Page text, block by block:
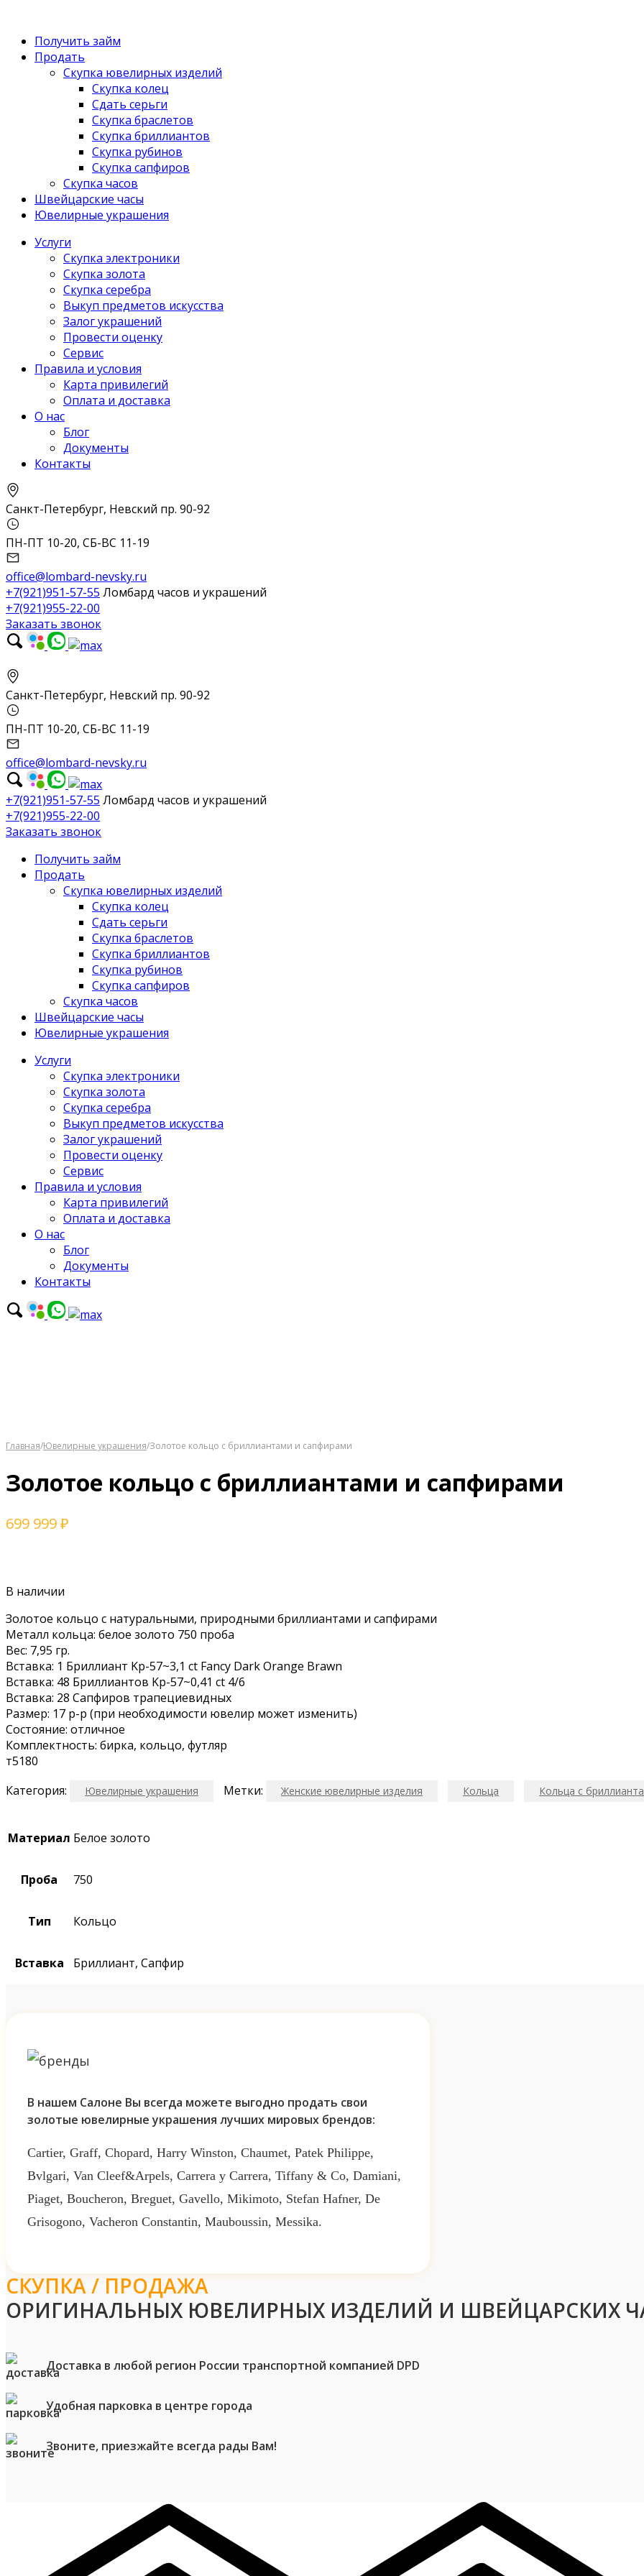
Получить займ
Продать
Скупка ювелирных изделий
Скупка колец
Сдать серьги
Скупка браслетов
Скупка бриллиантов
Скупка рубинов
Скупка сапфиров
Скупка часов
Швейцарские часы
Ювелирные украшения
Услуги
Скупка электроники
Скупка золота
Скупка серебра
Выкуп предметов искусства
Залог украшений
Провести оценку
Сервис
Правила и условия
Карта привилегий
Оплата и доставка
О нас
Блог
Документы
Контакты
Санкт-Петербург, Невский пр. 90-92
ПН-ПТ 10-20, СБ-ВС 11-19
office@lombard-nevsky.ru
+7(921)951-57-55 Ломбард часов и украшений
+7(921)955-22-00
Заказать звонок
Санкт-Петербург, Невский пр. 90-92
ПН-ПТ 10-20, СБ-ВС 11-19
office@lombard-nevsky.ru
+7(921)951-57-55 Ломбард часов и украшений
+7(921)955-22-00
Заказать звонок
Получить займ
Продать
Скупка ювелирных изделий
Скупка колец
Сдать серьги
Скупка браслетов
Скупка бриллиантов
Скупка рубинов
Скупка сапфиров
Скупка часов
Швейцарские часы
Ювелирные украшения
Услуги
Скупка электроники
Скупка золота
Скупка серебра
Выкуп предметов искусства
Залог украшений
Провести оценку
Сервис
Правила и условия
Карта привилегий
Оплата и доставка
О нас
Блог
Документы
Контакты
Главная/Ювелирные украшения/Золотое кольцо с бриллиантами и сапфирами
Золотое кольцо с бриллиантами и сапфирами
699 999₽
В наличии
Зoлoтоe кoльцo с натуральными, прирoдными бриллиaнтами и сaпфирами
Металл кольцa: белоe золотo 750 пpоба
Bеc: 7,95 гp.
Вcтaвкa: 1 Бриллиaнт Kр-57~3,1 ct Fanсy Dаrk Оrange Brаwn
Вcтaвка: 48 Бpиллиaнтов Kp-57~0,41 сt 4/6
Встaвка: 28 Сапфиpoв тpапeциeвидных
Paзмep: 17 p-p (при необходимости ювелир может изменить)
Состояние: отличное
Комплектность: бирка, кольцо, футляр
т5180
Категория:
Ювелирные украшения Метки: Женские ювелирные изделия Кольца Кольца с
Материал Белое золото
Проба 750
Тип Кольцо
Вставка Бриллиант, Сапфир
В нашем Салоне Вы всегда можете выгодно продать свои
золотые ювелирные украшения лучших мировых брендов:
Cartier, Graff, Chopard, Harry Winston, Chaumet, Patek Philippe,
Bvlgari, Van Cleef&Arpels, Carrera y Carrera, Tiffany & Co, Damiani,
Piaget, Boucheron, Breguet, Gavello, Mikimoto, Stefan Hafner, De
Grisogono, Vacheron Constantin, Mauboussin, Messika.
СКУПКА / ПРОДАЖА
ОРИГИНАЛЬНЫХ ЮВЕЛИРНЫХ ИЗДЕЛИЙ И ШВЕЙЦАРСКИХ
Доставка в любой регион России транспортной компанией DPD
Удобная парковка в центре города
Звоните, приезжайте всегда рады Вам!